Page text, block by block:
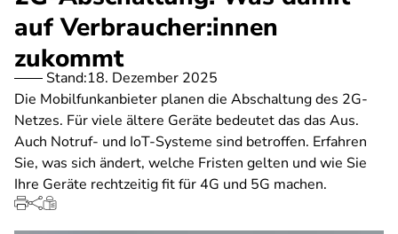
auf Verbraucher:innen
zukommt
Stand:18. Dezember 2025
Die Mobilfunkanbieter planen die Abschaltung des 2G-
Netzes. Für viele ältere Geräte bedeutet das das Aus.
Auch Notruf- und IoT-Systeme sind betroffen. Erfahren
Sie, was sich ändert, welche Fristen gelten und wie Sie
Ihre Geräte rechtzeitig fit für 4G und 5G machen.